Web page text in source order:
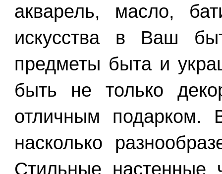
акварель, масло,
искусства в Ваш
предметы быта и
быть не только
отличным подарком.
насколько
Стильные настенные